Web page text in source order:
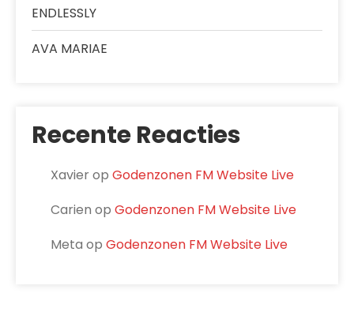
ENDLESSLY
AVA MARIAE
Recente Reacties
Xavierop Godenzonen FM Website Live
Carien op Godenzonen FM Website Live
Meta op Godenzonen FM Website Live